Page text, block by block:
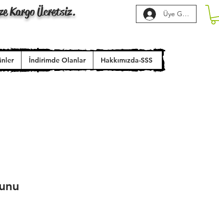
Kargo Ücretsiz. Üye Girişi
İndirimde Olanlar Hakkımızda-SSS